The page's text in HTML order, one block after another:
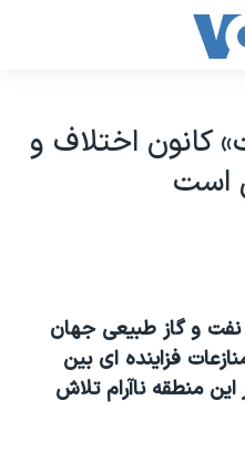
کانون اختلاف و
است
نفت و گاز طبيعی جهان
فزاينده ای بين
منطقه ناآرام تلاش